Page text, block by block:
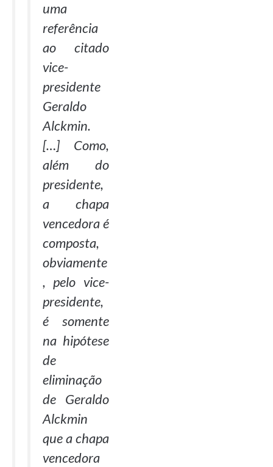
uma
referência
ao citado
vice-
presidente
Geraldo
Alckmin.
[…] Como,
além do
presidente,
a chapa
vencedora é
composta,
obviamente
, pelo vice-
presidente,
é somente
na hipótese
de
eliminação
de Geraldo
Alckmin
que a chapa
vencedora